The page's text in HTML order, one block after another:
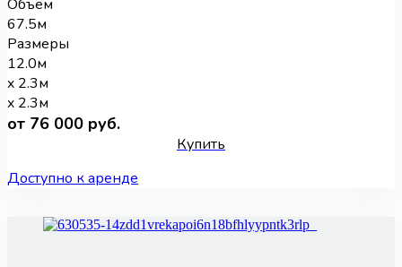
Объем
67.5м
Размеры
12.0м
x 2.3м
x 2.3м
от 76 000 руб.
Купить
Доступно к аренде